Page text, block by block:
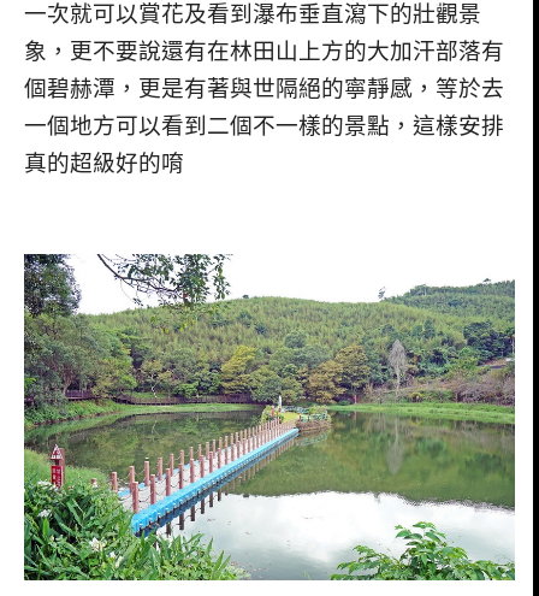
一次就可以賞花及看到瀑布垂直瀉下的壯觀景
象，更不要說還有在林田山上方的大加汗部落有
個碧赫潭，更是有著與世隔絕的寧靜感，等於去
一個地方可以看到二個不一樣的景點，這樣安排
真的超級好的唷